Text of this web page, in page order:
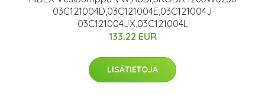
03C121004D,03C121004E,03C121004J
03C121004JX,03C121004L
133.22 EUR
LISÄTIETOJA